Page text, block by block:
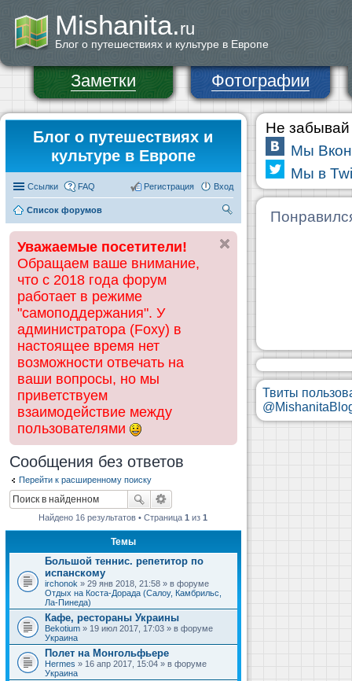
Mishanita.ru
Блог о путешествиях и культуре в Европе
Заметки Фотографии
Блог о путешествиях и
культуре в Европе
Ссылки FAQ Вход
Регистрация
Список форумов
ск
Уважаемые посетители!
Обращаем ваше внимание,
что с 2018 года форум
работает в режиме
"самоподдержания". У
администратора (Foxy) в
настоящее время нет
возможности отвечать на
ваши вопросы, но мы
приветствуем
взаимодействие между
пользователями
Сообщения без ответов
Перейти к расширенному поиску
Найдено 16 результатов • Страница1 из1
Темы
Большой теннис. репетитор по
испанскому
irchonok » 29 янв 2018, 21:58 » в форуме
Отдых на Коста-Дорада (Салоу, Камбрильс,
Ла-Пинеда)
Кафе, рестораны Украины
Bekotium » 19 июл 2017, 17:03 » в форуме
Украина
Полет на Монгольфьере
Hermes » 16 апр 2017, 15:04 » в форуме
Украина
Не забывай
Мы
Мы в
Твиты